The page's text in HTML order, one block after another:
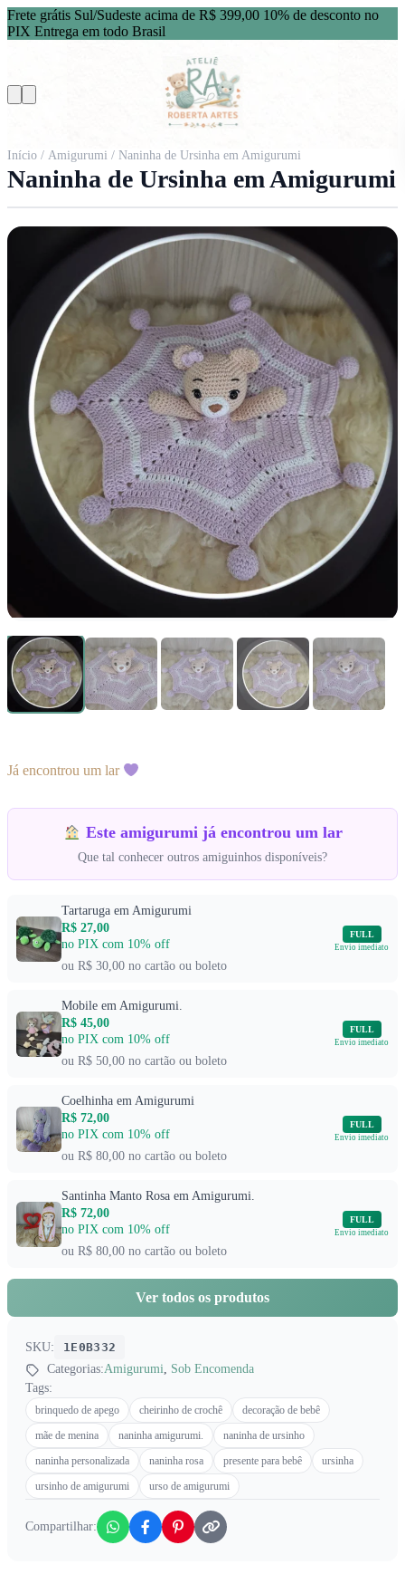
Frete grátis Sul/Sudeste acima de R$ 399,00 10% de desconto no
PIX Entrega em todo Brasil
Início / Amigurumi / Naninha de Ursinha em Amigurumi
Naninha de Ursinha em Amigurumi
Já encontrou um lar
Este amigurumi já encontrou um lar
Que tal conhecer outros amiguinhos disponíveis?
Tartaruga em Amigurumi
R$ 27,00
no PIX com 10% off
ou R$ 30,00 no cartão ou boleto
FULL
Envio imediato
Mobile em Amigurumi.
R$ 45,00
no PIX com 10% off
ou R$ 50,00 no cartão ou boleto
FULL
Envio imediato
Coelhinha em Amigurumi
R$ 72,00
no PIX com 10% off
ou R$ 80,00 no cartão ou boleto
FULL
Envio imediato
Santinha Manto Rosa em Amigurumi.
R$ 72,00
no PIX com 10% off
ou R$ 80,00 no cartão ou boleto
FULL
Envio imediato
Ver todos os produtos
SKU:
1E0B332
Categorias:Amigurumi, Sob Encomenda
Tags:
brinquedo de apego cheirinho de crochê
decoração de bebê
mãe de menina
naninha amigurumi.
naninha de ursinho
naninha personalizada
naninha rosa presente para bebê
ursinha
ursinho de amigurumi
urso de amigurumi
Compartilhar: